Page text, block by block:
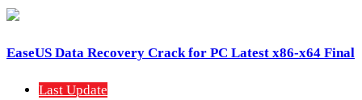
EaseUS Data Recovery Crack for PC Latest x86-x64 Final
Last Update